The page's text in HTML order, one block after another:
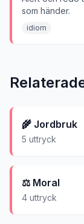
som händer.
idiom
🌾 Jordbruk
5 uttryck
⚖️ Moral
4 uttryck